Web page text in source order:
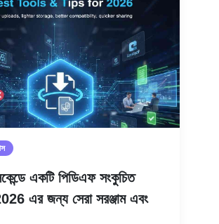
একটি পিডিএফ সংকুচিত
এর জন্য সেরা সরঞ্জাম এবং